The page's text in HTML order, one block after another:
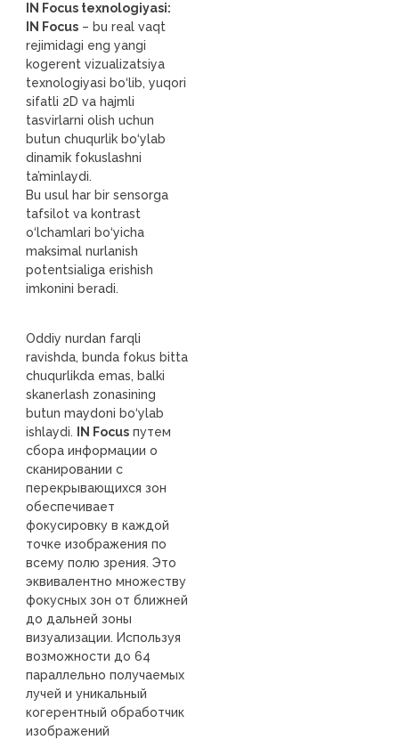
IN Focus texnologiyasi:
IN Focus– bu real vaqt
rejimidagi eng yangi
kogerent vizualizatsiya
texnologiyasi bo‘lib, yuqori
sifatli 2D va hajmli
tasvirlarni olish uchun
butun chuqurlik bo‘ylab
dinamik fokuslashni
ta’minlaydi.
Bu usul har bir sensorga
tafsilot va kontrast
o‘lchamlari bo‘yicha
maksimal nurlanish
potentsialiga erishish
imkonini beradi.
Oddiy nurdan farqli
ravishda, bunda fokus bitta
chuqurlikda emas, balki
skanerlash zonasining
butun maydoni bo‘ylab
ishlaydi.
IN Focusпутем
сбора информации о
сканировании с
перекрывающихся зон
обеспечивает
фокусировку в каждой
точке изображения по
всему полю зрения. Это
эквивалентно множеству
фокусных зон от ближней
до дальней зоны
визуализации. Используя
возможности до 64
параллельно получаемых
лучей и уникальный
когерентный обработчик
изображений